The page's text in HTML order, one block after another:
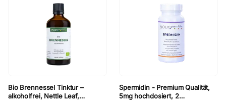
Bio Brennessel Tinktur –
alkoholfrei, Nettle Leaf,
Spermidin - Premium Qualität,
5mg hochdosiert, 2